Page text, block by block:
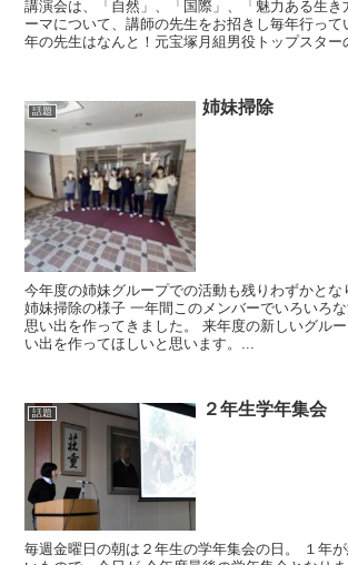
講演会は、「自然」、「国際」、「魅力ある生き
ーマについて、講師の先生をお招きし毎年行っ
年の先生はなんと！元宝塚月組男役トップスター
話題 姉妹掃除
今年度の姉妹グループでの活動も残りわずかと
姉妹掃除の様子 一年間このメンバーでいろいろ
思い出を作ってきました。 来年度の新しいグル
い出を作ってほしいと思います。...
話題 ２年生学年集会
毎週金曜日の朝は２年生の学年集会の日。 １年